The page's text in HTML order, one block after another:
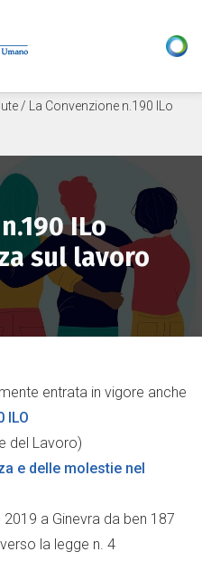
/ La Convenzione n.190 ILo
ILo
sul lavoro
entrata in vigore anche
ILO
del Lavoro)
e delle molestie nel
a Ginevra da ben 187
la legge n. 4